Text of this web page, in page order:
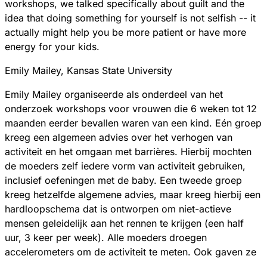
workshops, we talked specifically about guilt and the
idea that doing something for yourself is not selfish -- it
actually might help you be more patient or have more
energy for your kids.
Emily Mailey, Kansas State University
Emily Mailey organiseerde als onderdeel van het
onderzoek workshops voor vrouwen die 6 weken tot 12
maanden eerder bevallen waren van een kind. Eén groep
kreeg een algemeen advies over het verhogen van
activiteit en het omgaan met barrières. Hierbij mochten
de moeders zelf iedere vorm van activiteit gebruiken,
inclusief oefeningen met de baby. Een tweede groep
kreeg hetzelfde algemene advies, maar kreeg hierbij een
hardloopschema dat is ontworpen om niet-actieve
mensen geleidelijk aan het rennen te krijgen (een half
uur, 3 keer per week). Alle moeders droegen
accelerometers om de activiteit te meten. Ook gaven ze